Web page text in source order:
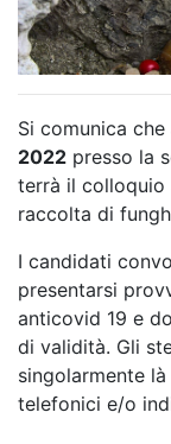
Si comunica che
2022 presso la
terrà il
raccolta di
I candidati
presentarsi
anticovid 19 e
di validità. Gli
singolarmente
telefonici e/o